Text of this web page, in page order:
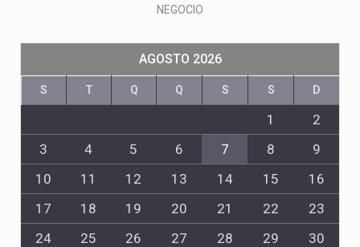
NEGOCIO
AGOSTO 2026
S T Q Q S S D
1
2
3
4 5 6 7 8
9
10
11 12 13 14 15
16
17
18 19 20 21 22
23
24
25 26 27 28 29
30